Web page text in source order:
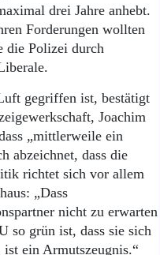
drei Jahre anhebt.
Forderungen wollten
die Polizei durch
gegriffen ist, bestätigt
Joachim
„mittlerweile ein
abzeichnet, dass die
richtet sich vor allem
„Dass
nicht zu erwarten
so grün ist, dass sie sich
ein Armutszeugnis.“